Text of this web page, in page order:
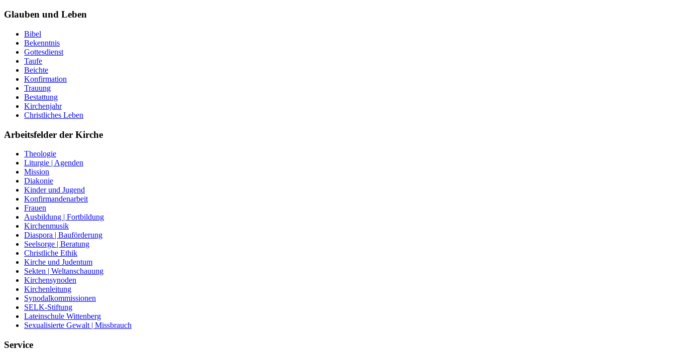
Glauben und Leben
Bibel
Bekenntnis
Gottesdienst
Taufe
Beichte
Konfirmation
Trauung
Bestattung
Kirchenjahr
Christliches Leben
Arbeitsfelder der Kirche
Theologie
Liturgie | Agenden
Mission
Diakonie
Kinder und Jugend
Konfirmandenarbeit
Frauen
Ausbildung | Fortbildung
Kirchenmusik
Diaspora | Bauförderung
Seelsorge | Beratung
Christliche Ethik
Kirche und Judentum
Sekten | Weltanschauung
Kirchensynoden
Kirchenleitung
Synodalkommissionen
SELK-Stiftung
Lateinschule Wittenberg
Sexualisierte Gewalt | Missbrauch
Service